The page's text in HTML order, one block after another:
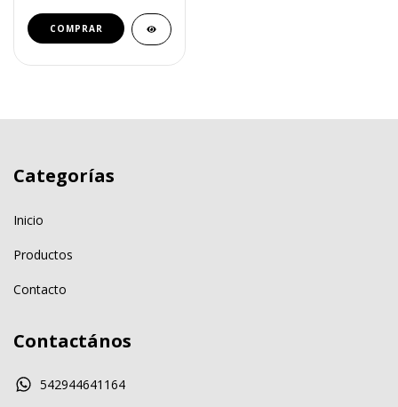
Categorías
Inicio
Productos
Contacto
Contactános
542944641164